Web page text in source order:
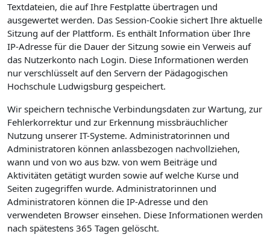
Textdateien, die auf Ihre Festplatte übertragen und
ausgewertet werden. Das Session-Cookie sichert Ihre aktuelle
Sitzung auf der Plattform. Es enthält Information über Ihre
IP-Adresse für die Dauer der Sitzung sowie ein Verweis auf
das Nutzerkonto nach Login. Diese Informationen werden
nur verschlüsselt auf den Servern der Pädagogischen
Hochschule Ludwigsburg gespeichert.
Wir speichern technische Verbindungsdaten zur Wartung, zur
Fehlerkorrektur und zur Erkennung missbräuchlicher
Nutzung unserer IT-Systeme. Administratorinnen und
Administratoren können anlassbezogen nachvollziehen,
wann und von wo aus bzw. von wem Beiträge und
Aktivitäten getätigt wurden sowie auf welche Kurse und
Seiten zugegriffen wurde. Administratorinnen und
Administratoren können die IP-Adresse und den
verwendeten Browser einsehen. Diese Informationen werden
nach spätestens 365 Tagen gelöscht.